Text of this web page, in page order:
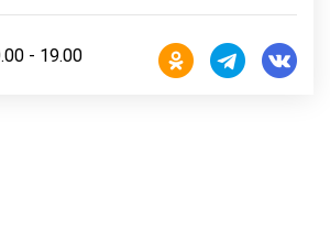
- 19.00